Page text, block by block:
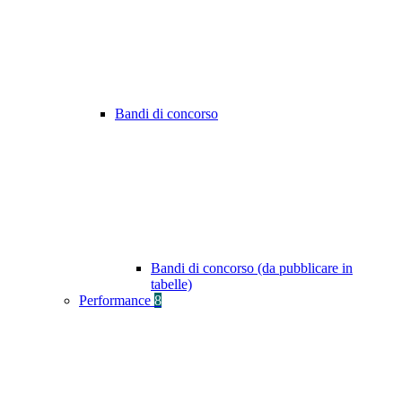
Bandi di concorso
Bandi di concorso (da pubblicare in
tabelle)
Performance 8